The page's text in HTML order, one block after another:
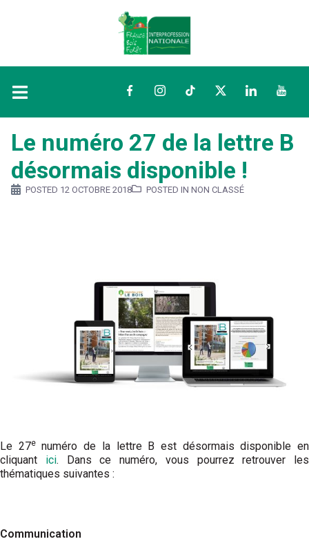
FacebookInstagramTikTokTwitterLinkedIn
Le numéro 27 de la lettre B
désormais disponible !
POSTED 12 OCTOBRE 2018 POSTED IN NON CLASSÉ
Le 27enuméro de la lettre B est désormais disponible en
cliquant ici. Dans ce numéro, vous pourrez retrouver les
thématiques suivantes :
Communication